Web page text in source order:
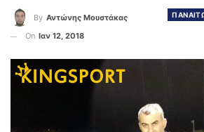
By Αντώνης Μουστάκας
On Ιαν 12, 2018